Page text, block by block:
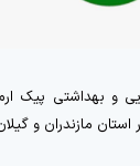
و بهداشتی پیک
مازندران و